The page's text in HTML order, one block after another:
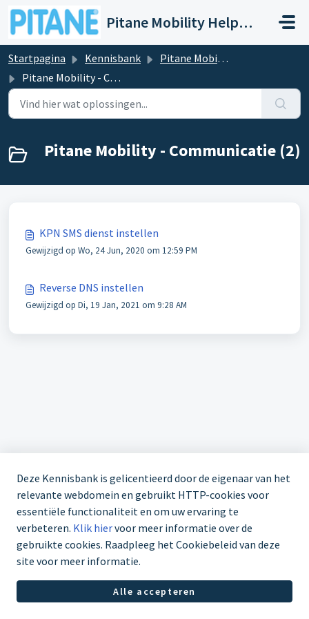
Doorgaan naar hoofdinhoud
Pitane Mobility Help- en Servicedesk
Startpagina Kennisbank
Pitane Mobility - Business Suite
Pitane Mobility - Communicatie
Pitane Mobility - Communicatie (2)
KPN SMS dienst instellen
Gewijzigd op Wo, 24 Jun, 2020 om 12:59 PM
Reverse DNS instellen
Gewijzigd op Di, 19 Jan, 2021 om 9:28 AM
Servicedesk +31 85 1126998
Deze Kennisbank is gelicentieerd door de eigenaar van het
relevante webdomein en gebruikt HTTP-cookies voor
essentiële functionaliteit en om uw ervaring te
verbeteren. Klik hiervoor meer informatie over de
gebruikte cookies. Raadpleeg het Cookiebeleid van deze
site voor meer informatie.
Alle accepteren